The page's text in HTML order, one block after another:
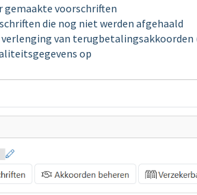
gemaakte voorschriften
die nog niet werden afgehaald
verlenging van
op